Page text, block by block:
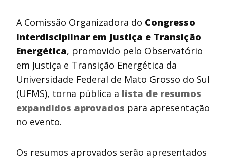
A Comissão Organizadora do Congresso
Interdisciplinar em Justiça e Transição
Energética, promovido pelo Observatório
em Justiça e Transição Energética da
Universidade Federal de Mato Grosso do Sul
(UFMS), torna pública a lista de resumos
expandidos aprovados para apresentação
no evento.
Os resumos aprovados serão apresentados